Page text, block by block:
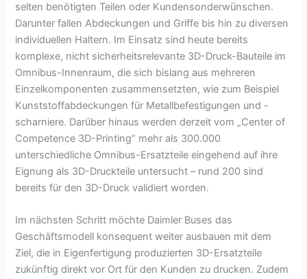
selten benötigten Teilen oder Kunden­sonderwünschen.
Darunter fallen Abdeckungen und Griffe bis hin zu diversen
individuellen Haltern. Im Einsatz sind heute bereits
komplexe, nicht sicherheitsrelevante 3D-Druck-Bauteile im
Omnibus-Innenraum, die sich bislang aus mehreren
Einzelkomponenten zusammensetzten, wie zum Beispiel
Kunststoffabdeckungen für Metallbefestigungen und -
scharniere. Darüber hinaus werden derzeit vom „Center of
Competence 3D-Printing“ mehr als 300.000
unterschiedliche Omnibus-Ersatzteile eingehend auf ihre
Eignung als 3D-Druckteile untersucht – rund 200 sind
bereits für den 3D-Druck validiert worden.
Im nächsten Schritt möchte Daimler Buses das
Geschäftsmodell konse­quent weiter ausbauen mit dem
Ziel, die in Eigenfertigung produzierten 3D-Ersatzteile
zukünftig direkt vor Ort für den Kunden zu drucken. Zudem